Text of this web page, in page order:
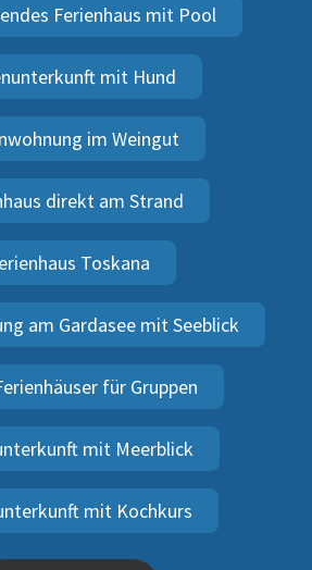
Ferienhaus mit Pool
mit Hund
im Weingut
direkt am Strand
Toskana
am Gardasee mit Seeblick
für Gruppen
mit Meerblick
mit Kochkurs